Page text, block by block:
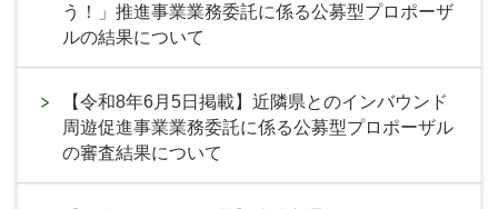
う！」推進事業業務委託に係る公募型プロポーザ
ルの結果について
【令和8年6月5日掲載】近隣県とのインバウンド
周遊促進事業業務委託に係る公募型プロポーザル
の審査結果について